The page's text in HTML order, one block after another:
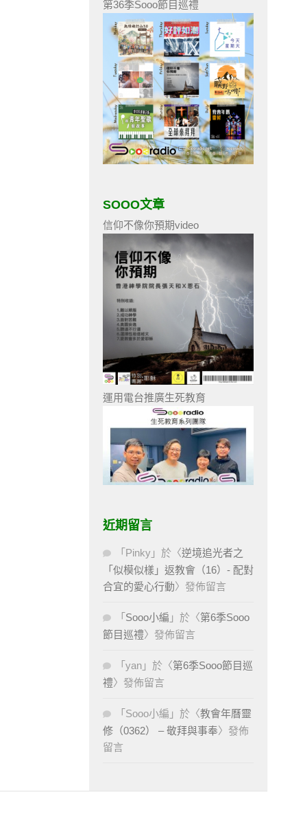
第36季Sooo節目巡禮
SOOO文章
信仰不像你預期video
運用電台推廣生死教育
近期留言
「 Pinky 」於〈逆境追光者之
「似模似樣」返教會（16）- 配對
合宜的愛心行動〉發佈留言
「 Sooo小編 」於〈第6季Sooo
節目巡禮〉發佈留言
「 yan 」於〈第6季Sooo節目巡
禮〉發佈留言
「 Sooo小編 」於〈教會年曆靈
修（0362） – 敬拜與事奉〉發佈
留言